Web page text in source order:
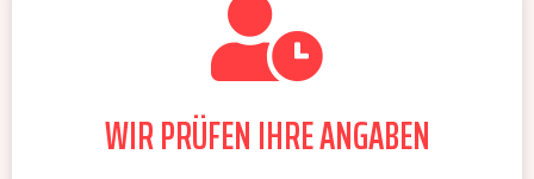
WIR PRÜFEN IHRE ANGABEN